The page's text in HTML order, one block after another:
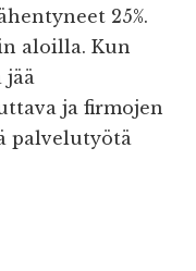
25%.
aloilla. Kun
jää
ja firmojen
palvelutyötä